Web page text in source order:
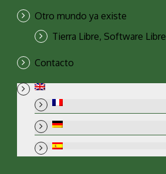
Otro mundo ya existe
Tierra Libre, Software Libre
Contacto